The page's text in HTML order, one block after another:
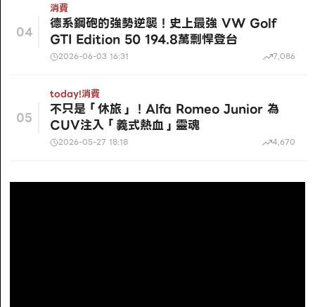
04
消費
德系鋼砲的強勢逆襲！史上最強 VW Golf
GTI Edition 50 194.8萬剽悍登台
2026-06-03 16:31 7,086
05
today!消費
不只是「休旅」！Alfa Romeo Junior 為
CUV注入「義式熱血」靈魂
2026-05-27 18:18 4,670